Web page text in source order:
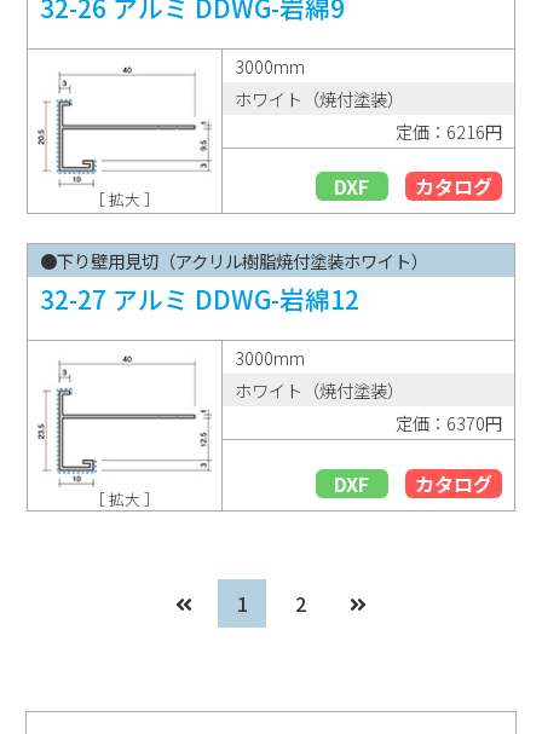
［ 拡大 ］
3000mm
ホワイト（焼付塗装）
定価：6216円
DXF カタログ
●下り壁用見切（アクリル樹脂焼付塗装ホワイト）
32-27 アルミ DDWG-岩綿12
［ 拡大 ］
3000mm
ホワイト（焼付塗装）
定価：6370円
DXF カタログ
1 2